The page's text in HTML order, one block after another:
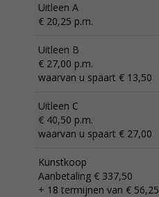
Uitleen A
€ 20,25 p.m.
Uitleen B
€ 27,00 p.m.
waarvan u spaart € 13,50
Uitleen C
€ 40,50 p.m.
waarvan u spaart € 27,00
Kunstkoop
Aanbetaling € 337,50
+ 18 termijnen van € 56,25